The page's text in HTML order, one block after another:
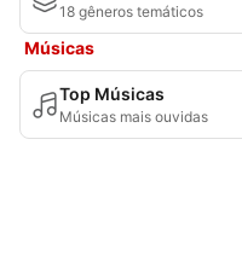
18 gêneros temáticos
Músicas
Top Músicas
Músicas mais ouvidas